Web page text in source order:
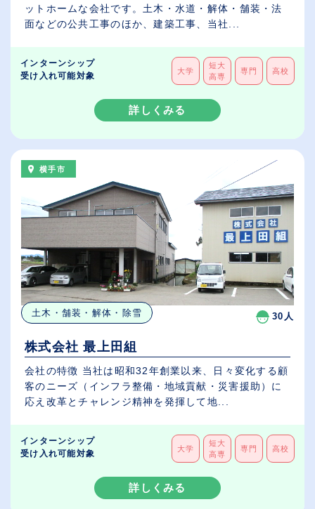
ットホームな会社です。土木・水道・解体・舗装・法
面などの公共工事のほか、建築工事、当社...
インターンシップ
受け入れ可能対象
大学
短大
高専
専門 高校
詳しくみる
横手市
土木・舗装・解体・除雪 30人
株式会社 最上田組
会社の特徴 当社は昭和32年創業以来、日々変化する顧
客のニーズ（インフラ整備・地域貢献・災害援助）に
応え改革とチャレンジ精神を発揮して地...
インターンシップ
受け入れ可能対象
大学
短大
高専
専門 高校
詳しくみる